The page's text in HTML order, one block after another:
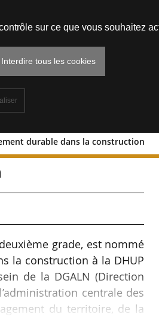
durable dans la construction
et du
grade, est nommé
la construction à la DHUP
de la DGALN (Direction
centrale des
du territoire, de la
sur ce que vous souhaitez
tous les cookies